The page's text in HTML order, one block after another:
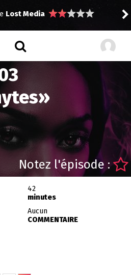
Lost Media
»
Notez l'épisode :
42
minutes
Aucun
COMMENTAIRE